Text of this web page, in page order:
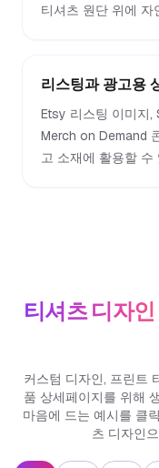
티셔츠 원단 위에 자
리스팅과 광고용
Etsy 리스팅 이미지,
Merch on Demand
고 소재에 활용할 수
티셔츠 디자
커스텀 디자인, 프린트
품 상세페이지를 위해
마음에 드는 예시를 클
츠 디자인